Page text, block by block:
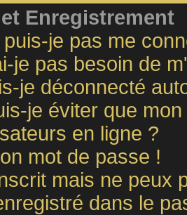
Enregistrement
je pas me
je pas besoin de
je déconnecté
je éviter que
en ligne ?
mot de passe !
mais ne peux
dans le